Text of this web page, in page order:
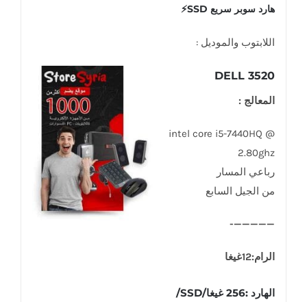
هارد سوبر سريع SSD⚡
اللابتوب والموديل :
DELL 3520
المعالج :
intel core i5-7440HQ @
2.80ghz
رباعي المسار
من الجيل السابع
—————-
الرام:12غيغا
الهارد :256 غيغا/SSD/